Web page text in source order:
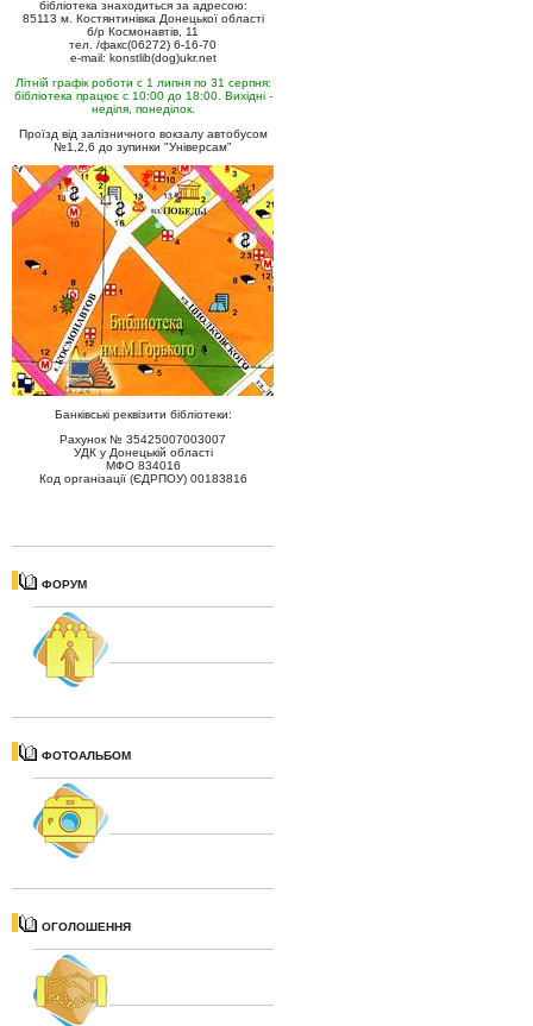
бібліотека знаходиться за адресою:
85113 м. Костянтинівка Донецької області
б/р Космонавтів, 11
тел. /факс(06272) 6-16-70
e-mail: konstlib(dog)ukr.net
Літній графік роботи с 1 липня по 31 серпня:
бібліотека працює с 10:00 до 18:00. Вихідні -
неділя, понеділок.
Проїзд від залізничного вокзалу автобусом
№1,2,6 до зупинки "Універсам"
Банківські реквізити бібліотеки:
Рахунок № 35425007003007
УДК у Донецькій області
МФО 834016
Код організації (ЄДРПОУ) 00183816
ФОРУМ
ФОТОАЛЬБОМ
ОГОЛОШЕННЯ